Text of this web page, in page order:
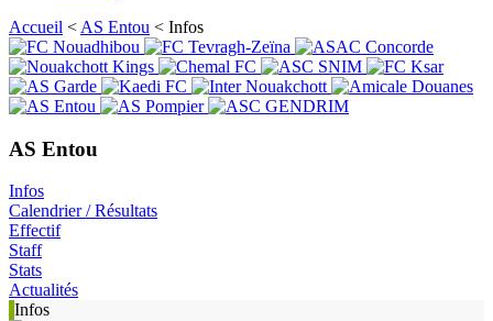
Accueil < AS Entou < Infos
AS Entou
Infos
Calendrier / Résultats
Effectif
Staff
Stats
Actualités
Infos